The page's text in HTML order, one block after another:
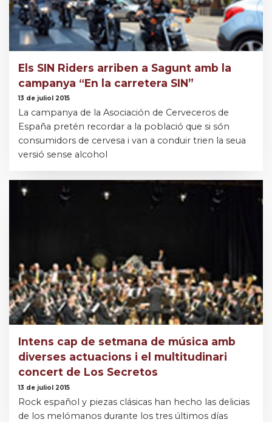
Els SIN Riders arriben a Sagunt amb la
campanya “En la carretera SIN”
13 de juliol 2015
La campanya de la Asociación de Cerveceros de
España pretén recordar a la població que si són
consumidors de cervesa i van a conduir trien la seua
versió sense alcohol
Intens cap de setmana de música amb
diverses actuacions i el multitudinari
concert de Los Secretos
13 de juliol 2015
Rock español y piezas clásicas han hecho las delicias
de los melómanos durante los tres últimos días